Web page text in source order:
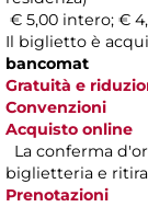
€ 5,00 intero; €
Il biglietto è
bancomat
Gratuità e
Convenzioni
Acquisto online
La conferma
biglietteria e
Prenotazioni